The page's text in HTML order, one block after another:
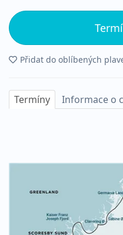
Přidat do oblíbených
Termíny Informace o